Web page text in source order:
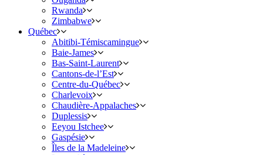
Rwanda
Zimbabwe
Québec
Abitibi-Témiscamingue
Baie-James
Bas-Saint-Laurent
Cantons-de-l’Est
Centre-du-Québec
Charlevoix
Chaudière-Appalaches
Duplessis
Eeyou Istchee
Gaspésie
Îles de la Madeleine